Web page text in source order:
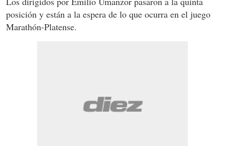
posición y están a la espera de lo que ocurra en el juego
Marathón-Platense.